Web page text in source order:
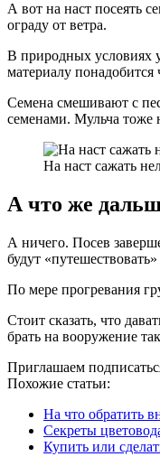
А вот на наст посеять
ограду от ветра.
В природных условиях
материалу понадобится
Семена смешивают с
семенами. Мульча тоже
На наст сажать
А что же
А ничего. Посев
будут «путешествовать»
По мере прогревания
Стоит сказать, что
брать на вооружение
Приглашаем
Похожие статьи:
На что обратить
Секреты
Купить или